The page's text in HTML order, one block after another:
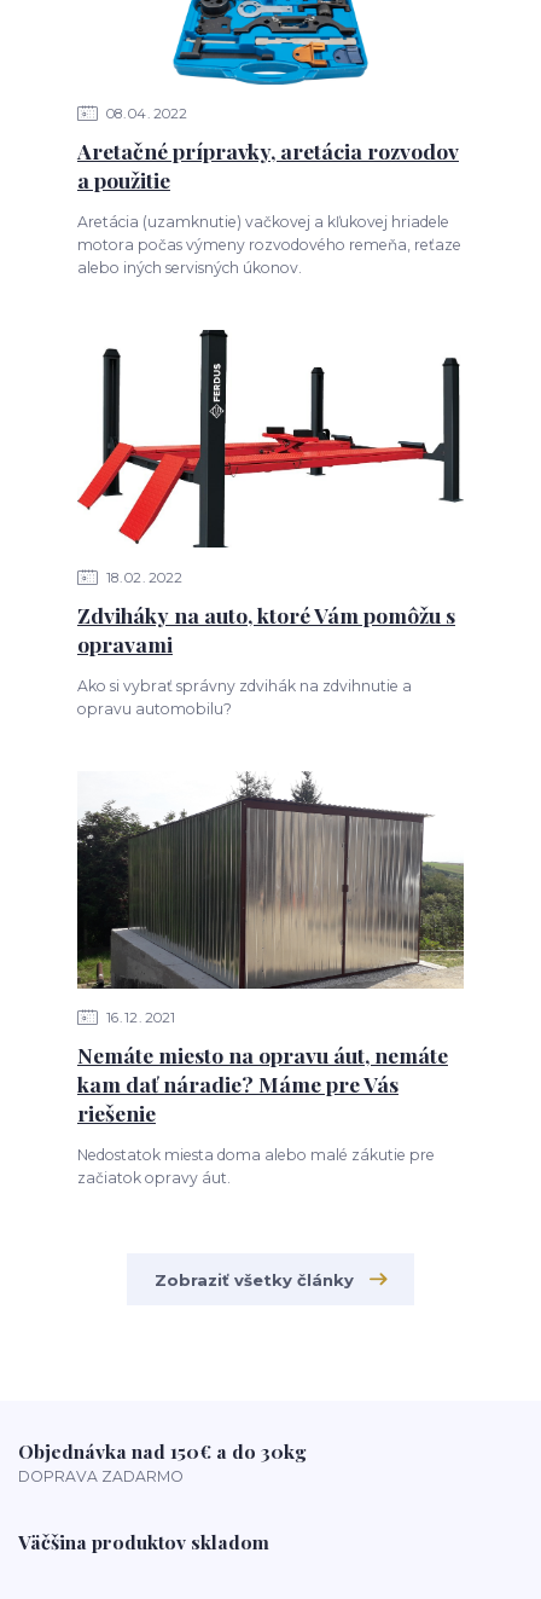
08 04 2022
Aretačné prípravky, aretácia rozvodov
a použitie
Aretácia (uzamknutie) vačkovej a kľukovej hriadele
motora počas výmeny rozvodového remeňa, reťaze
alebo iných servisných úkonov.
18 02 2022
Zdviháky na auto, ktoré Vám pomôžu s
opravami
Ako si vybrať správny zdvihák na zdvihnutie a
opravu automobilu?
16 12 2021
Nemáte miesto na opravu áut, nemáte
kam dať náradie? Máme pre Vás
riešenie
Nedostatok miesta doma alebo malé zákutie pre
začiatok opravy áut.
Zobraziť všetky články
Objednávka nad 150€ a do 30kg
DOPRAVA ZADARMO
Väčšina produktov skladom